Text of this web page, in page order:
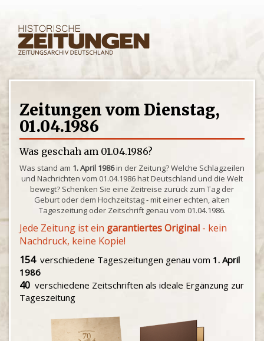
Zeitungen vom Dienstag,
01.04.1986
Was geschah am 01.04.1986?
Was stand am 1. April 1986in der Zeitung? Welche Schlagzeilen
und Nachrichten vom 01.04.1986 hat Deutschland und die Welt
bewegt? Schenken Sie eine Zeitreise zurück zum Tag der
Geburt oder dem Hochzeitstag - mit einer echten, alten
Tageszeitung oder Zeitschrift genau vom 01.04.1986.
Jede Zeitung ist ein garantiertes Original - kein
Nachdruck, keine Kopie!
154verschiedene Tageszeitungen genau vom 1. April
1986
40 verschiedene Zeitschriften als ideale Ergänzung zur
Tageszeitung